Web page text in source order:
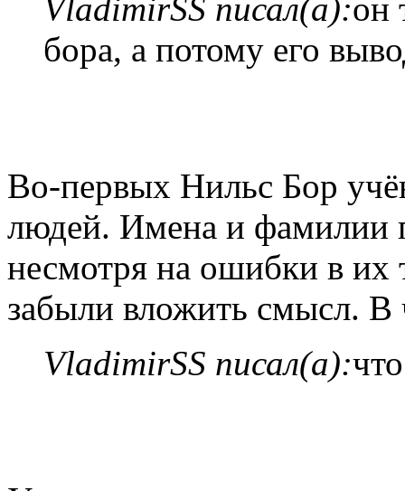
VladimirSS писал(а):он
бора, а потому его
Во-первых Нильс Бор
людей. Имена и фамилии
несмотря на ошибки в их
забыли вложить смысл.
VladimirSS писал(а):